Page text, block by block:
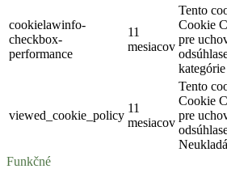
cookielawinfo-
checkbox-
performance
11
mesiacov
Tento
Cookie
pre
viewed_cookie_policy
11
mesiacov
Tento
Cookie
pre
Funkčné